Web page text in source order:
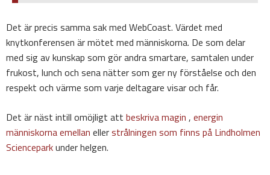
Det är precis samma sak med WebCoast. Värdet med
knytkonferensen är mötet med människorna. De som delar
med sig av kunskap som gör andra smartare, samtalen under
frukost, lunch och sena nätter som ger ny förståelse och den
respekt och värme som varje deltagare visar och får.
Det är näst intill omöjligt att beskriva magin , energin
människorna emellan ellerstrålningen som finns på Lindholmen
Scienceparkunder helgen.